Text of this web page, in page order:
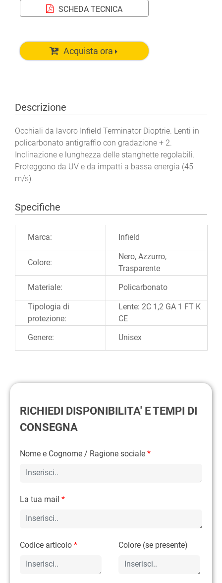
SCHEDA TECNICA
Acquista ora
Descrizione
Occhiali da lavoro Infield Terminator Dioptrie. Lenti in
policarbonato antigraffio con gradazione + 2.
Inclinazione e lunghezza delle stanghette regolabili.
Proteggono da UV e da impatti a bassa energia (45
m/s).
Specifiche
Marca: Infield
Colore:
Nero, Azzurro,
Trasparente
Materiale:
Policarbonato
Tipologia di
protezione:
Lente: 2C 1,2 GA 1 FT K
CE
Genere:
Unisex
RICHIEDI DISPONIBILITA' E TEMPI DI
CONSEGNA
Nome e Cognome / Ragione sociale *
La tua mail *
Codice articolo * Colore (se presente)